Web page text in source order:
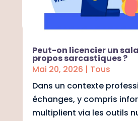
Peut-on licencier un
propos sarcastiques ?
Mai 20, 2026 | Tous
Dans un contexte
échanges, y compris
multiplient via les outils